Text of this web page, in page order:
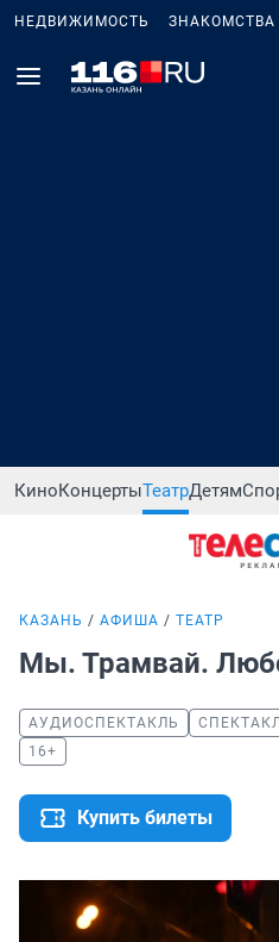
НЕДВИЖИМОСТЬ ЗНАКОМСТВА
КиноКонцертыТеатрДетям
КАЗАНЬ АФИША ТЕАТР
Мы. Трамвай.
АУДИОСПЕКТАКЛЬ
16+
Купить билеты